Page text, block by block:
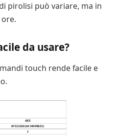
pirolisi può variare, ma in
da usare?
touch rende facile e